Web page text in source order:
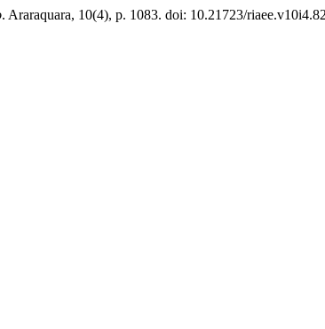
. Araraquara, 10(4), p. 1083. doi: 10.21723/